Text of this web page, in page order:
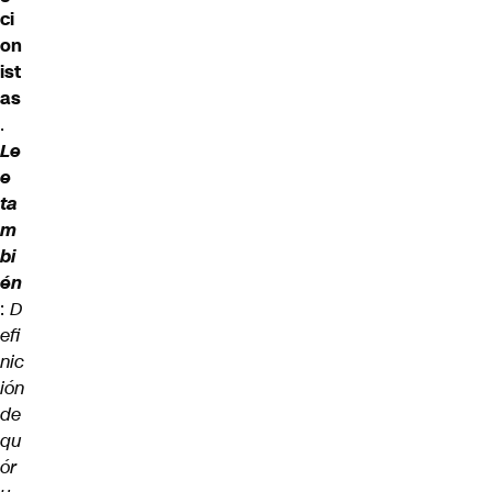
ci
on
ist
as
.
Le
e
ta
m
bi
én
: D
efi
nic
ión
de
qu
ór